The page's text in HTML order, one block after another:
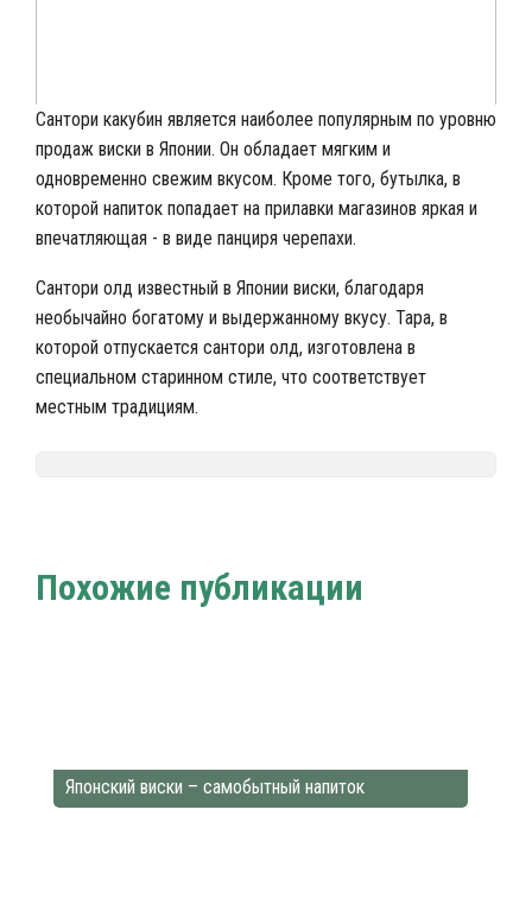
Сантори какубин является наиболее популярным по уровню
продаж виски в Японии. Он обладает мягким и
одновременно свежим вкусом. Кроме того, бутылка, в
которой напиток попадает на прилавки магазинов яркая и
впечатляющая - в виде панциря черепахи.
Сантори олд известный в Японии виски, благодаря
необычайно богатому и выдержанному вкусу. Тара, в
которой отпускается сантори олд, изготовлена в
специальном старинном стиле, что соответствует
местным традициям.
Похожие публикации
Японский виски – самобытный напиток